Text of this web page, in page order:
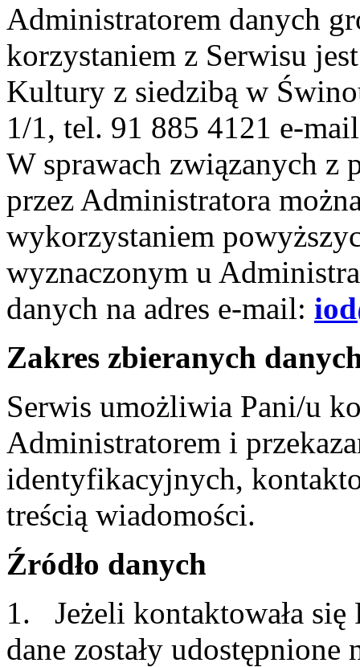
Administratorem danych
korzystaniem z Serwisu
Kultury z siedzibą w
1/1, tel. 91 885 4121 e-
W sprawach związanych z
przez Administratora
wykorzystaniem
wyznaczonym u
danych na adres e-mail:
Zakres zbieranych
Serwis umożliwia Pani/u
Administratorem i
identyfikacyjnych,
treścią wiadomości.
Źródło danych
1. Jeżeli kontaktowała się
dane zostały